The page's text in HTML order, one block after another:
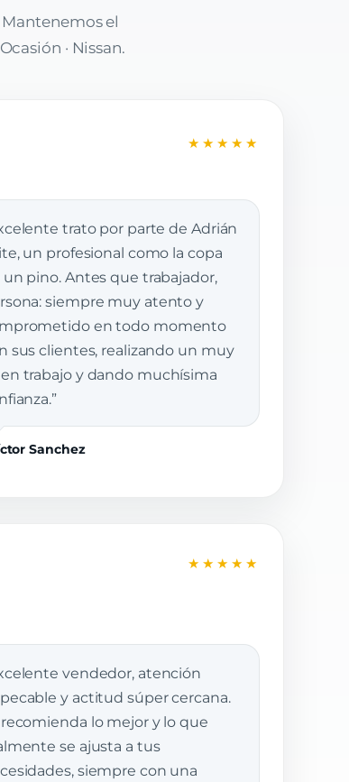
el
· Nissan.
★★★★★
trato por parte de Adrián
un profesional como la copa
un pino. Antes que trabajador,
siempre muy atento y
en todo momento
sus clientes, realizando un muy
trabajo y dando muchísima
Sanchez
★★★★★
vendedor, atención
y actitud súper cercana.
recomienda lo mejor y lo que
se ajusta a tus
siempre con una